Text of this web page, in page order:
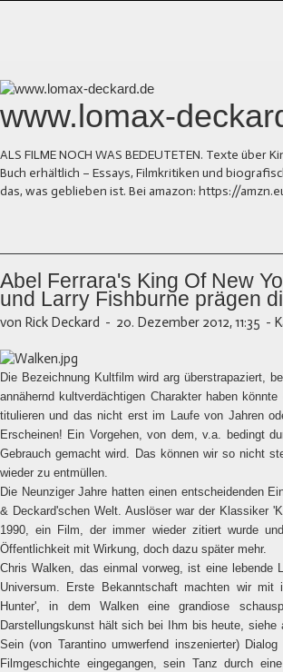
www.lomax-
ALS FILME NOCH WAS BEDEUTETEN. Texte
Buch erhältlich – Essays, Filmkritiken und
das, was geblieben ist. Bei amazon: https://
Abel Ferrara's King Of New
und Larry Fishburne prägen
von Rick Deckard - 20. Dezember 2012, 11:35 -
Die Bezeichnung Kultfilm wird arg überstrapaziert,
annähernd kultverdächtigen Charakter haben
titulieren und das nicht erst im Laufe von Jahren
Erscheinen! Ein Vorgehen, von dem, v.a. bedingt
Gebrauch gemacht wird. Das können wir so nicht
wieder zu entmüllen.
Die Neunziger Jahre hatten einen entscheidenden
& Deckard'schen Welt. Auslöser war der Klassiker
1990, ein Film, der immer wieder zitiert wurde
Öffentlichkeit mit Wirkung, doch dazu später mehr.
Chris Walken, das einmal vorweg, ist eine lebende
Universum. Erste Bekanntschaft machten wir
Hunter', in dem Walken eine grandiose
Darstellungskunst hält sich bei Ihm bis heute,
Sein (von Tarantino umwerfend inszenierter)
Filmgeschichte eingegangen, sein Tanz durch